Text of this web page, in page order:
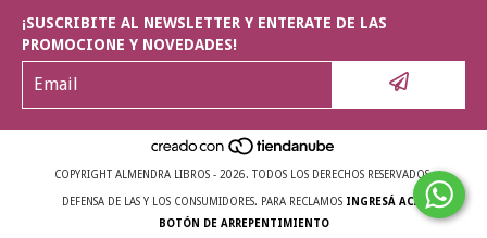
¡SUSCRIBITE AL NEWSLETTER Y ENTERATE DE LAS
PROMOCIONE Y NOVEDADES!
COPYRIGHT ALMENDRA LIBROS - 2026. TODOS LOS DERECHOS RESERVADOS.
DEFENSA DE LAS Y LOS CONSUMIDORES. PARA RECLAMOS INGRESÁ ACÁ.
BOTÓN DE ARREPENTIMIENTO